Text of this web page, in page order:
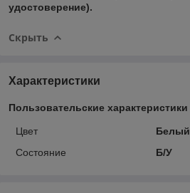
удостоверение).
Скрыть
Характеристики
Пользовательские характеристики
Цвет
Белый
Состояние
Б/У